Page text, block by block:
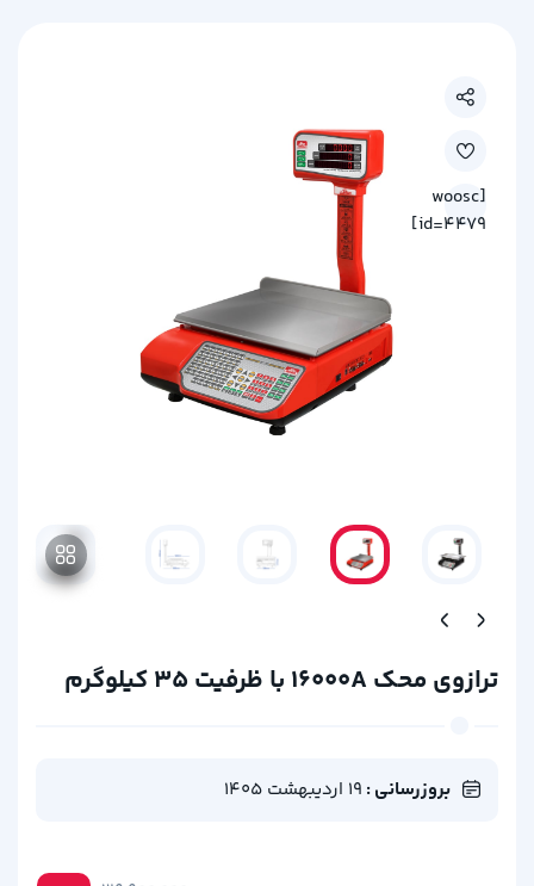
[woosc
id=4479]
ترازوی محک 16000A با ظرفیت 35 کیلوگرم
بروزرسانی : 19 اردیبهشت 1405